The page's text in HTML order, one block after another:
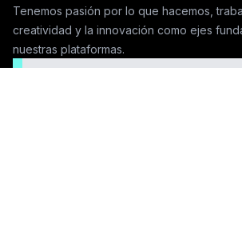
Tenemos pasión por lo que hacemos,
creatividad y la innovación como ejes
nuestras plataformas.